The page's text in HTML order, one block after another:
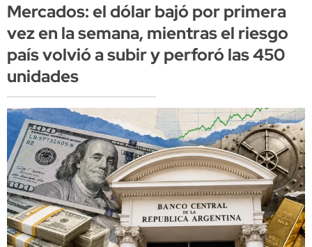
Mercados: el dólar bajó por primera
vez en la semana, mientras el riesgo
país volvió a subir y perforó las 450
unidades